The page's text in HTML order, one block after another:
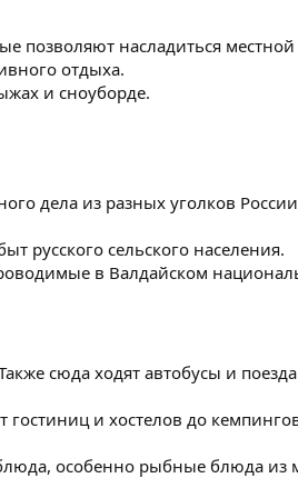
позволяют насладиться
отдыха.
и сноуборде.
дела из разных уголков
русского сельского населения.
в Валдайском
сюда ходят автобусы и
и хостелов до
особенно рыбные блюда из